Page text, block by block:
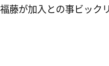
藤が加入との事ビック